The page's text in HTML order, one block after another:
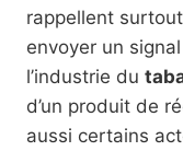
rappellent
envoyer un
l’industrie du
d’un produit de
aussi certains